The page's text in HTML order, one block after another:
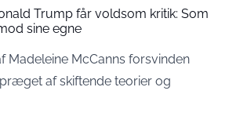
Trump får voldsom kritik: Som
sine egne
Madeleine McCanns forsvinden
af skiftende teorier og